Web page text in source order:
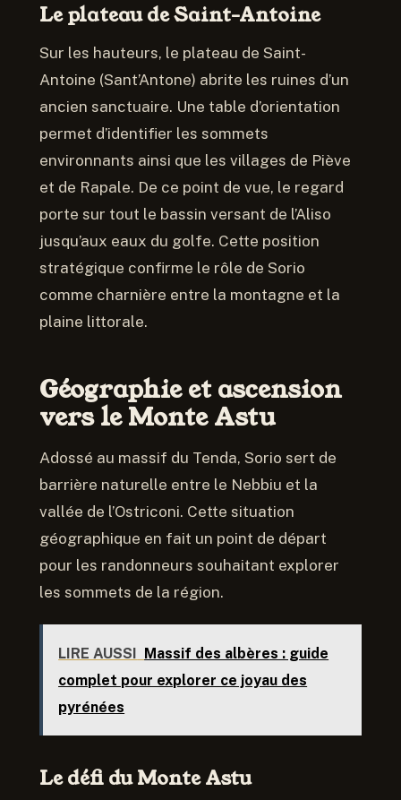
Le plateau de Saint-Antoine
Sur les hauteurs, le plateau de Saint-
Antoine (Sant’Antone) abrite les ruines d’un
ancien sanctuaire. Une table d’orientation
permet d’identifier les sommets
environnants ainsi que les villages de Piève
et de Rapale. De ce point de vue, le regard
porte sur tout le bassin versant de l’Aliso
jusqu’aux eaux du golfe. Cette position
stratégique confirme le rôle de Sorio
comme charnière entre la montagne et la
plaine littorale.
Géographie et ascension
vers le Monte Astu
Adossé au massif du Tenda, Sorio sert de
barrière naturelle entre le Nebbiu et la
vallée de l’Ostriconi. Cette situation
géographique en fait un point de départ
pour les randonneurs souhaitant explorer
les sommets de la région.
LIRE AUSSI Massif des albères : guide
complet pour explorer ce joyau des
pyrénées
Le défi du Monte Astu